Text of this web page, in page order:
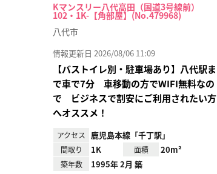
Kマンスリー八代高田（国道3号線前）
102・1K-【角部屋】(No.479968)
八代市
情報更新日 2026/08/06 11:09
【バストイレ別・駐車場あり】八代駅ま
で車で7分 車移動の方でWIFI無料なの
で ビジネスで割安にご利用されたい方
へオススメ！
アクセス 鹿児島本線「千丁駅」
間取り 1K 面積 20m²
築年数 1995年 2月 築